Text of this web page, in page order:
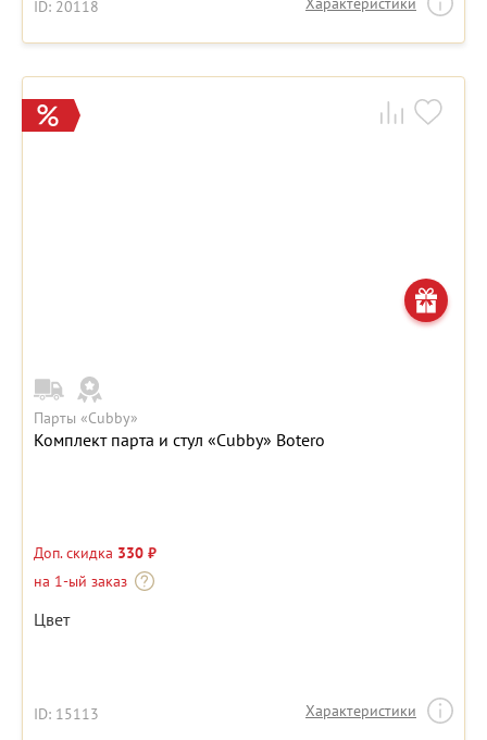
ID: 20118
Парты «Cubby»
Комплект парта и стул «Cubby» Botero
Доп. скидка 330 ₽
на 1-ый заказ
Цвет
ID: 15113 Характеристики